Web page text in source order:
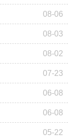
08-06
08-03
08-02
07-23
06-08
06-08
05-22